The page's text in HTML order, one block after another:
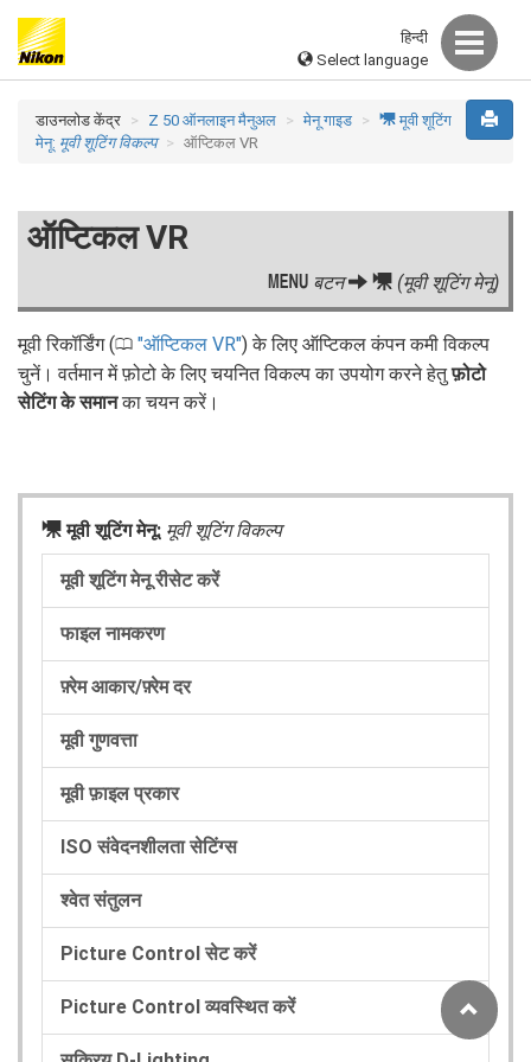
हिन्दी
Select language
डाउनलोड केंद्र Z 50 ऑनलाइन मैनुअल मेनू गाइड 1 मूवी शूटिंग
मेनू: मूवी शूटिंग विकल्प ऑप्टिकल VR
ऑप्टिकल VR
G बटन 1 (मूवी शूटिंग मेनू)
मूवी रिकॉर्डिंग (0 ऑप्टिकल VR ) के लिए ऑप्टिकल कंपन कमी विकल्प
चुनें। वर्तमान में फ़ोटो के लिए चयनित विकल्प का उपयोग करने हेतुफ़ोटो
सेटिंग के समानका चयन करें।
1मूवी शूटिंग मेनू: मूवी शूटिंग विकल्प
मूवी शूटिंग मेनू रीसेट करें
फाइल नामकरण
फ़्रेम आकार/फ़्रेम दर
मूवी गुणवत्ता
मूवी फ़ाइल प्रकार
ISO संवेदनशीलता सेटिंग्स
श्वेत संतुलन
Picture Control सेट करें
Picture Control व्यवस्थित करें